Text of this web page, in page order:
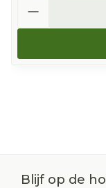
Blijf op de